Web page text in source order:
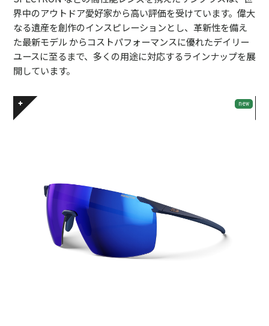
界中のアウトドア愛好家から高い評価を受けています。偉大
なる遺産を創作のインスピレーションとし、革新性を備え
た最新モデル からコストパフォーマンスに優れたデイリー
ユースに至るまで、多くの用途に対応するラインナップを展
開しています。
new